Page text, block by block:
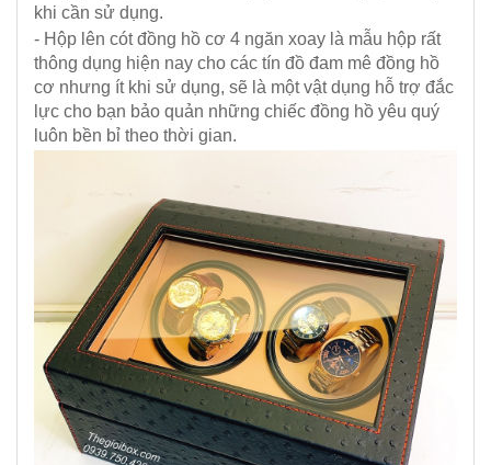
khi cần sử dụng.
- Hộp lên cót đồng hồ cơ 4 ngăn xoay là mẫu hộp rất
thông dụng hiện nay cho các tín đồ đam mê đồng hồ
cơ nhưng ít khi sử dụng, sẽ là một vật dụng hỗ trợ đắc
lực cho bạn bảo quản những chiếc đồng hồ yêu quý
luôn bền bỉ theo thời gian.